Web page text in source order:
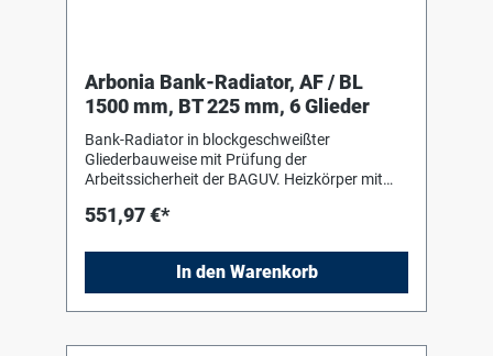
Arbonia Bank-Radiator, AF / BL
1500 mm, BT 225 mm, 6 Glieder
Bank-Radiator in blockgeschweißter
Gliederbauweise mit Prüfung der
Arbeitssicherheit der BAGUV. Heizkörper mit
DIN 55 900-2. Für liegenden Einbau mit Hilfe
Anschluss- und Blindstopfen sind werkseitig
eingedichtet, in Schrumpffolie verpackt und
soweit erforderlich mit Kantenschutz versehen.
551,97 €*
In den Warenkorb